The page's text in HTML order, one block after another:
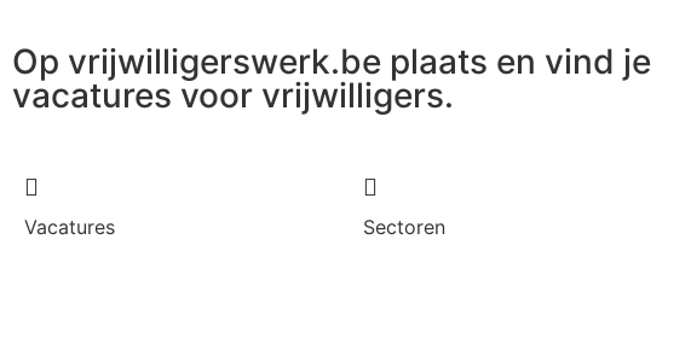
Op vrijwilligerswerk.be plaats en vind je
vacatures voor vrijwilligers.
Vacatures Sectoren